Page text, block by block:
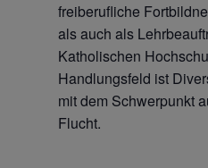
freiberufliche
als auch als
Katholischen
Handlungsfeld ist
mit dem Schwerpunkt
Flucht.